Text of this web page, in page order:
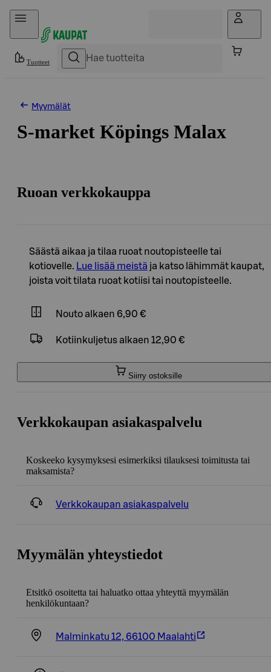
Hyppää sisältöön
Tuotteet
Myymälät
S-market Köpings Malax
Ruoan verkkokauppa
Säästä aikaa ja tilaa ruoat noutopisteelle tai
kotiovelle. Lue lisää meistä ja katso lähimmät kaupat,
joista voit tilata ruoat kotiisi tai noutopisteelle.
Nouto alkaen 6,90 €
Kotiinkuljetus alkaen 12,90 €
Siirry ostoksille
Verkkokaupan asiakaspalvelu
Koskeeko kysymyksesi esimerkiksi tilauksesi toimitusta tai
maksamista?
Verkkokaupan asiakaspalvelu
Myymälän yhteystiedot
Etsitkö osoitetta tai haluatko ottaa yhteyttä myymälän
henkilökuntaan?
Malminkatu 12, 66100 Maalahti